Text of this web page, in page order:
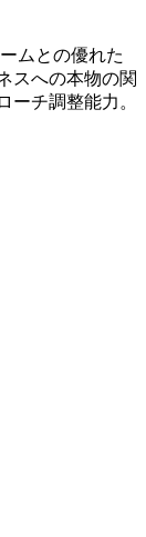
ムとの優れた
スへの本物の関
ーチ調整能力。